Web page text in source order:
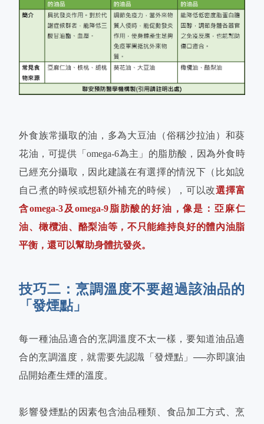
外食族常攝取的油，多為大豆油（俗稱沙拉油）和葵
花油，可提供「omega-6為主」的脂肪酸，因為外食時
已經充分攝取，因此建議在有選擇的情況下（比如說
自己煮的時候或想額外補充的時候），可以改選擇富
含omega-3及omega-9脂肪酸的好油，像是：亞麻仁
油、橄欖油、酪梨油等，不只能維持良好的體內油脂
平衡，還可以幫助身體抗發炎。
技巧二：烹調溫度不要超過該油品的
「發煙點」
每一種油品適合的烹調溫度不太一樣，要知道油品適
合的烹調溫度，就需要先認識「發煙點」──亦即讓油
品開始產生煙的溫度。
影響發煙點的因素包含油品種類、食品加工方式、烹